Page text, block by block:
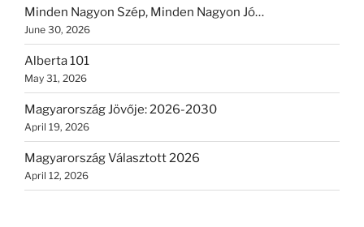
Minden Nagyon Szép, Minden Nagyon Jó…
June 30, 2026
Alberta 101
May 31, 2026
Magyarország Jövője: 2026-2030
April 19, 2026
Magyarország Választott 2026
April 12, 2026